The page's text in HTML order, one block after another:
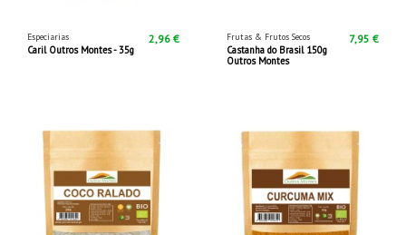
Especiarias
Caril Outros Montes - 35g
2,96 € Frutas & Frutos Secos
Castanha do Brasil 150g
Outros Montes
7,95 €